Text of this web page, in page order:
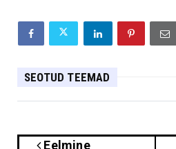
SEOTUD TEEMAD
Eelmine